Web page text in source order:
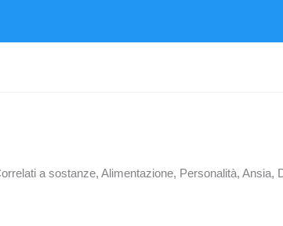
a sostanze, Alimentazione, Personalità, Ansia,